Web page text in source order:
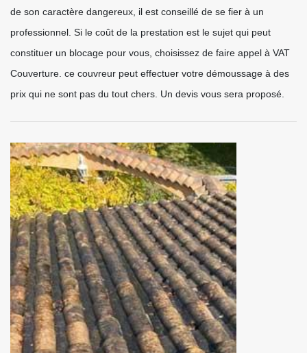
de son caractère dangereux, il est conseillé de se fier à un
professionnel. Si le coût de la prestation est le sujet qui peut
constituer un blocage pour vous, choisissez de faire appel à VAT
Couverture. ce couvreur peut effectuer votre démoussage à des
prix qui ne sont pas du tout chers. Un devis vous sera proposé.